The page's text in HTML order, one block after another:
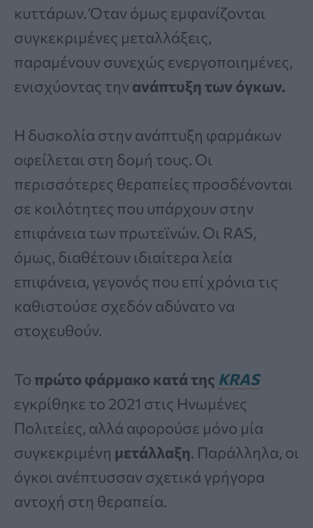
κυττάρων. Όταν όμως εμφανίζονται
συγκεκριμένες μεταλλάξεις,
παραμένουν συνεχώς ενεργοποιημένες,
ενισχύοντας την ανάπτυξη των όγκων.
Η δυσκολία στην ανάπτυξη φαρμάκων
οφείλεται στη δομή τους. Οι
περισσότερες θεραπείες προσδένονται
σε κοιλότητες που υπάρχουν στην
επιφάνεια των πρωτεϊνών. Οι RAS,
όμως, διαθέτουν ιδιαίτερα λεία
επιφάνεια, γεγονός που επί χρόνια τις
καθιστούσε σχεδόν αδύνατο να
στοχευθούν.
Το πρώτο φάρμακο κατά της KRAS
εγκρίθηκε το 2021 στις Ηνωμένες
Πολιτείες, αλλά αφορούσε μόνο μία
συγκεκριμένη μετάλλαξη. Παράλληλα, οι
όγκοι ανέπτυσσαν σχετικά γρήγορα
αντοχή στη θεραπεία.